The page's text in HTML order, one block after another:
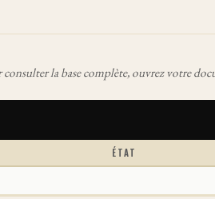
consulter la base complète, ouvrez votre
ÉTAT